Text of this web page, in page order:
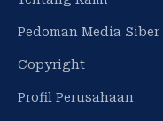
Pedoman Media Siber
Copyright
Profil Perusahaan